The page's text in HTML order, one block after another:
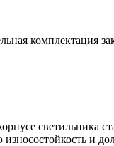
комплектация
светильника
и